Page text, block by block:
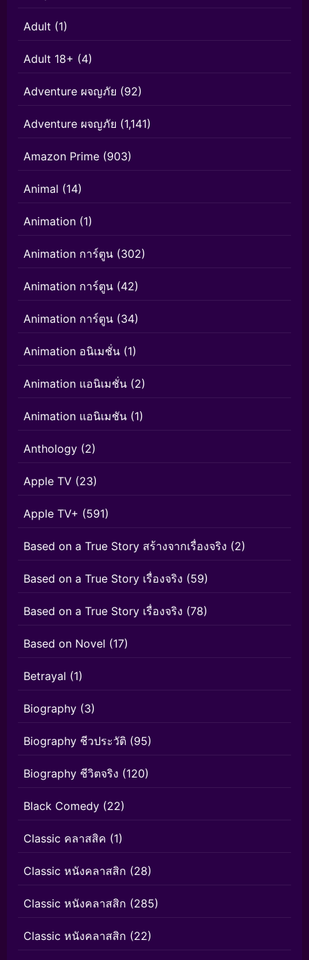
Adult (1)
Adult 18+ (4)
Adventure ผจญภัย (92)
Adventure ผจญภัย (1,141)
Amazon Prime (903)
Animal (14)
Animation (1)
Animation การ์ตูน (302)
Animation การ์ตูน (42)
Animation การ์ตูน (34)
Animation อนิเมชั่น (1)
Animation แอนิเมชั่น (2)
Animation แอนิเมชัน (1)
Anthology (2)
Apple TV (23)
Apple TV+ (591)
Based on a True Story สร้างจากเรื่องจริง (2)
Based on a True Story เรื่องจริง (59)
Based on a True Story เรื่องจริง (78)
Based on Novel (17)
Betrayal (1)
Biography (3)
Biography ชีวประวัติ (95)
Biography ชีวิตจริง (120)
Black Comedy (22)
Classic คลาสสิค (1)
Classic หนังคลาสสิก (28)
Classic หนังคลาสสิก (285)
Classic หนังคลาสสิก (22)